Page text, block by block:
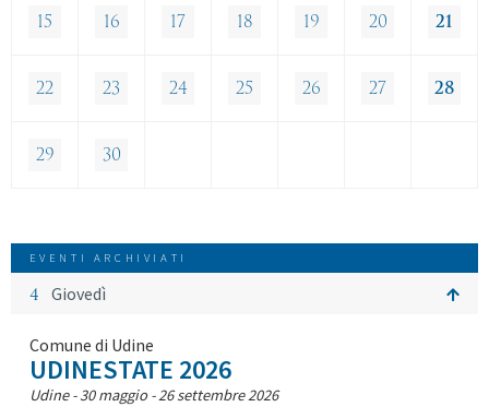
15 16 17 18 19 20 21
22 23 24 25 26 27 28
29 30
EVENTI ARCHIVIATI
4 Giovedì
Comune di Udine
UDINESTATE 2026
Udine - 30 maggio - 26 settembre 2026